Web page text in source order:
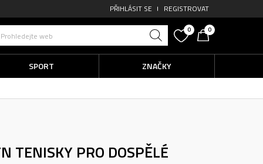
PŘIHLÁSIT SE REGISTROVAT
Prohledejte web
0 0
SPORT ZNAČKY
TENISKY PRO DOSPĚLÉ